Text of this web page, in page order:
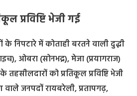
प्रविष्टि भेजी गई
निपटारे में कोताही बरतने वाली दुद्धी
ओबरा (सोनभद्र), मेजा (प्रयागराज)
को प्रतिकूल प्रविष्टि भेजी
वाले जनपदों रायबरेली, प्रतापगढ़,